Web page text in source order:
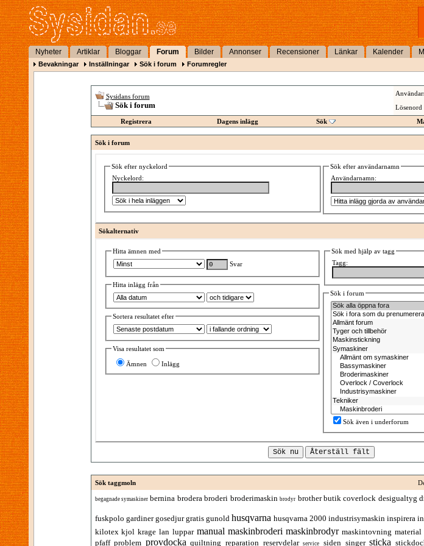
Nyheter Artiklar Bloggar Forum Bilder Annonser Recensioner Länkar Kalender
Bevakningar Inställningar Sök i forum Forumregler
Sysidans forum
Sök i forum
Lösenord
Registrera
Dagens inlägg Sök
Sök i forum
Sök efter nyckelord
Nyckelord:
Sök efter användarnamn
Användarnamn:
Sökalternativ
Hitta ämnen med
Svar
Hitta inlägg från
Sortera resultatet efter
Visa resultatet som
Ämnen Inlägg
Sök med hjälp av tagg
Tagg:
Sök i forum
Sök även i underforum
Sök taggmoln
begagnade symaskiner bernina brodera broderi broderimaskin brodyr brother butik coverlock desigualtyg
fuskpolo gardiner gosedjur gratis gunold husqvarna husqvarna 2000 industrisymaskin inspirera
kilotex kjol krage lan luppar manual maskinbroderi maskinbrodyr maskintovning material
pfaff problem provdocka quiltning reparation reservdelar service siden singer sticka